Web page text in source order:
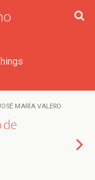
MARÍA VALERO
de